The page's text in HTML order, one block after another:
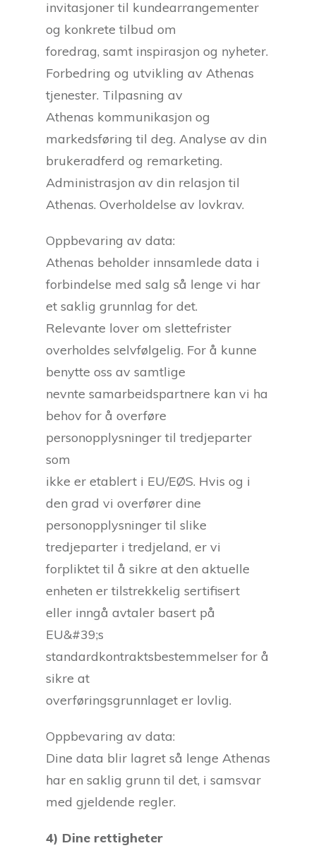
invitasjoner til kundearrangementer
og konkrete tilbud om
foredrag, samt inspirasjon og nyheter.
Forbedring og utvikling av Athenas
tjenester. Tilpasning av
Athenas kommunikasjon og
markedsføring til deg. Analyse av din
brukeradferd og remarketing.
Administrasjon av din relasjon til
Athenas. Overholdelse av lovkrav.
Oppbevaring av data:
Athenas beholder innsamlede data i
forbindelse med salg så lenge vi har
et saklig grunnlag for det.
Relevante lover om slettefrister
overholdes selvfølgelig. For å kunne
benytte oss av samtlige
nevnte samarbeidspartnere kan vi ha
behov for å overføre
personopplysninger til tredjeparter
som
ikke er etablert i EU/EØS. Hvis og i
den grad vi overfører dine
personopplysninger til slike
tredjeparter i tredjeland, er vi
forpliktet til å sikre at den aktuelle
enheten er tilstrekkelig sertifisert
eller inngå avtaler basert på
EU&#39;s
standardkontraktsbestemmelser for å
sikre at
overføringsgrunnlaget er lovlig.
Oppbevaring av data:
Dine data blir lagret så lenge Athenas
har en saklig grunn til det, i samsvar
med gjeldende regler.
4) Dine rettigheter